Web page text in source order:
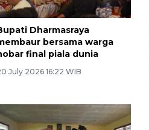
Dharmasraya
bersama warga
final piala dunia
July 2026 16:22 WIB